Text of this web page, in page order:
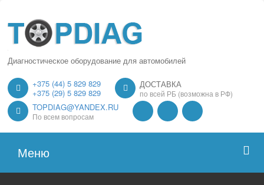
Диагностическое оборудование для автомобилей
+375 (44) 5 829 829
+375 (29) 5 829 829
ДОСТАВКА
по всей РБ (возможна в РФ)
TOPDIAG@YANDEX.RU
По всем вопросам
Меню